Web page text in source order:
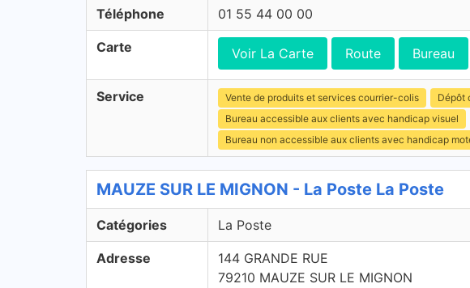
Téléphone 01 55 44 00 00
Carte Voir La Carte Route Bureau
Service Vente de produits et services courrier-colis Dépôt
Bureau accessible aux clients avec handicap visuel
Bureau non accessible aux clients avec handicap
MAUZE SUR LE MIGNON - La Poste La Poste
Catégories La Poste
Adresse
144 GRANDE RUE
79210 MAUZE SUR LE MIGNON